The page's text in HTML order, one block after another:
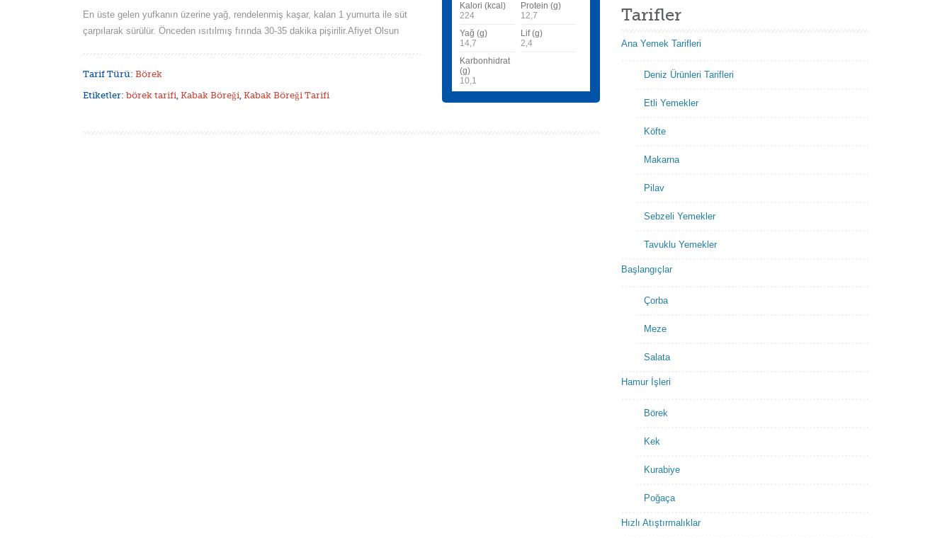
Kalori (kcal)
224
Protein (g)
12,7
Yağ (g)
14,7
Lif (g)
2,4
Karbonhidrat
(g)
10,1
En üste gelen yufkanın üzerine yağ, rendelenmiş kaşar, kalan 1 yumurta ile süt
çarpılarak sürülür. Önceden ısıtılmış fırında 30-35 dakika pişirilir.Afiyet Olsun
Tarif Türü: Börek
Etiketler: börek tarifi, Kabak Böreği, Kabak Böreği Tarifi
Tarifler
Ana Yemek Tarifleri
Deniz Ürünleri Tarifleri
Etli Yemekler
Köfte
Makarna
Pilav
Sebzeli Yemekler
Tavuklu Yemekler
Başlangıçlar
Çorba
Meze
Salata
Hamur İşleri
Börek
Kek
Kurabiye
Poğaça
Hızlı Atıştırmalıklar